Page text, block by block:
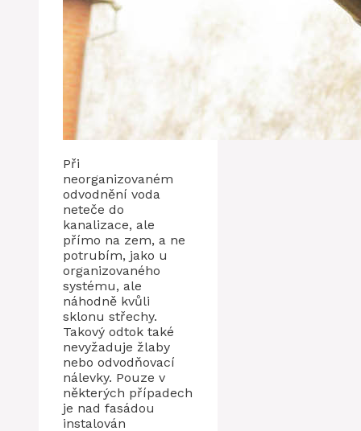
Při
neorganizovaném
odvodnění voda
neteče do
kanalizace, ale
přímo na zem, a ne
potrubím, jako u
organizovaného
systému, ale
náhodně kvůli
sklonu střechy.
Takový odtok také
nevyžaduje žlaby
nebo odvodňovací
nálevky. Pouze v
některých případech
je nad fasádou
instalován